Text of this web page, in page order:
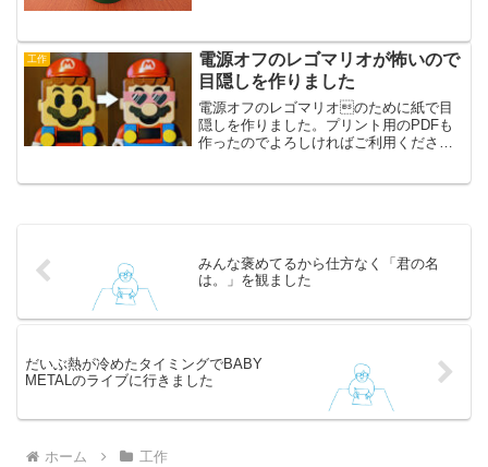
工作
電源オフのレゴマリオが怖いので
目隠しを作りました
電源オフのレゴマリオのために紙で目
隠しを作りました。プリント用のPDFも
作ったのでよろしければご利用くださ
みんな褒めてるから仕方なく「君の名
は。」を観ました
だいぶ熱が冷めたタイミングでBABY
METALのライブに行きました
ホーム 工作